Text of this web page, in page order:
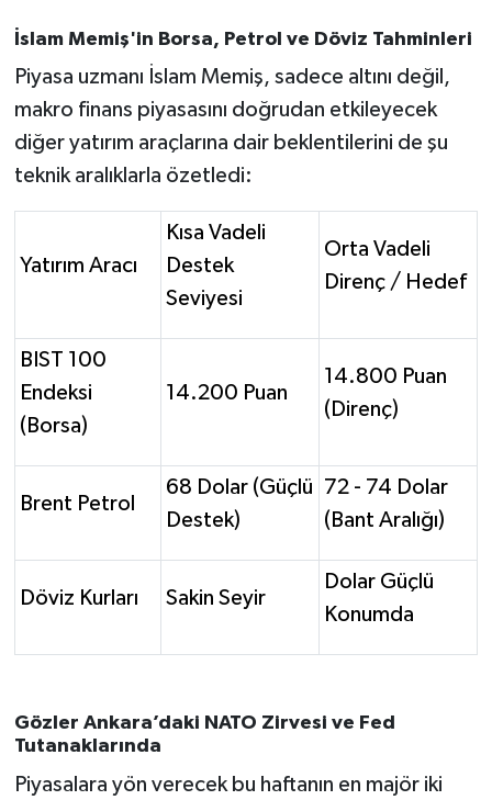
İslam Memiş'in Borsa, Petrol ve Döviz Tahminleri
Piyasa uzmanı İslam Memiş, sadece altını değil,
makro finans piyasasını doğrudan etkileyecek
diğer yatırım araçlarına dair beklentilerini de şu
teknik aralıklarla özetledi:
Yatırım Aracı
Kısa Vadeli
Destek
Seviyesi
Orta Vadeli
Direnç / Hedef
BIST 100
Endeksi
(Borsa)
14.200 Puan
14.800 Puan
(Direnç)
Brent Petrol
68 Dolar (Güçlü
Destek)
72 - 74 Dolar
(Bant Aralığı)
Döviz Kurları Sakin Seyir
Dolar Güçlü
Konumda
Gözler Ankara’daki NATO Zirvesi ve Fed
Tutanaklarında
Piyasalara yön verecek bu haftanın en majör iki